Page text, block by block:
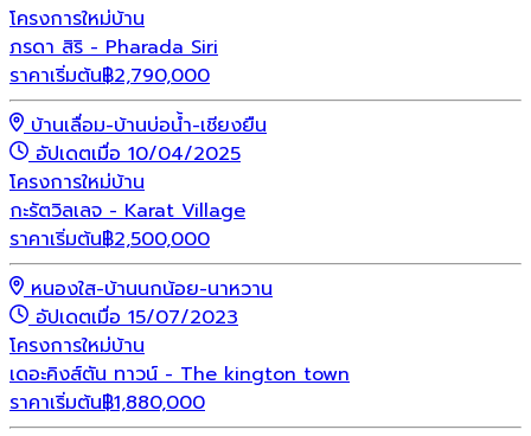
โครงการใหม่บ้าน
ภรดา สิริ - Pharada Siri
ราคาเริ่มต้น฿2,790,000
บ้านเลื่อม-บ้านบ่อน้ำ-เชียงยืน
อัปเดตเมื่อ 10/04/2025
โครงการใหม่บ้าน
กะรัตวิลเลจ - Karat Village
ราคาเริ่มต้น฿2,500,000
หนองใส-บ้านนกน้อย-นาหวาน
อัปเดตเมื่อ 15/07/2023
โครงการใหม่บ้าน
เดอะคิงส์ตัน ทาวน์ - The kington town
ราคาเริ่มต้น฿1,880,000